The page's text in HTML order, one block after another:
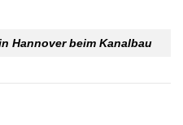
Hannover beim Kanalbau